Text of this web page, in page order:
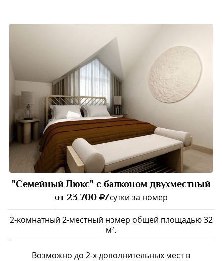
"Семейный Люкс" с балконом двухместный
от 23 700
/сутки за номер
2-комнатный 2-местный номер общей площадью 32
м².
Возможно до 2-х дополнительных мест в